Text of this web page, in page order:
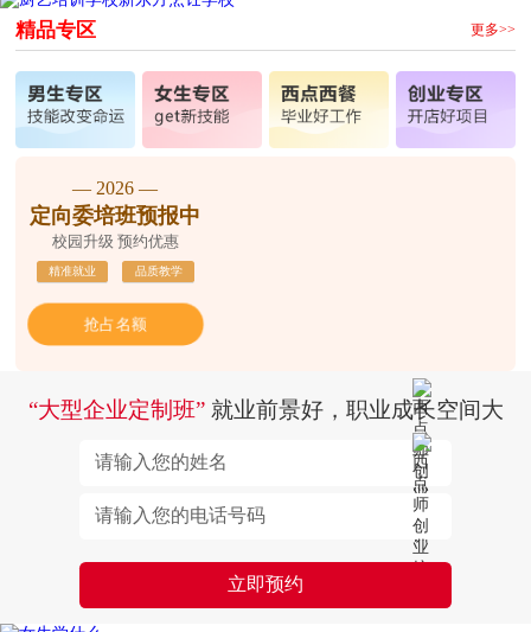
精品专区 更多>>
— 2026 —
定向委培班预报中
校园升级 预约优惠
精准就业 品质教学
抢占名额
“大型企业定制班”就业前景好，职业成长空间大